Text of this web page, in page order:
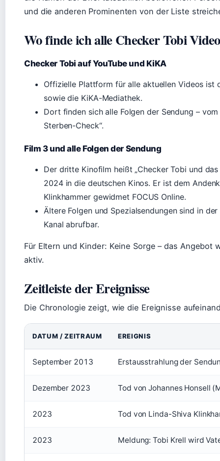
und die anderen Prominenten von der Liste
Wo finde ich alle Checker Tobi
Checker Tobi auf YouTube und KiKA
Offizielle Plattform für alle aktuellen Videos ist
sowie die KiKA-Mediathek.
Dort finden sich alle Folgen der Sendung –
Sterben-Check“.
Film 3 und alle Folgen der Sendung
Der dritte Kinofilm heißt „Checker Tobi und das
2024 in die deutschen Kinos. Er ist dem
Klinkhammer gewidmet FOCUS Online.
Ältere Folgen und Spezialsendungen sind in
Kanal abrufbar.
Für Eltern und Kinder: Keine Sorge – das
aktiv.
Zeitleiste der Ereignisse
Die Chronologie zeigt, wie die Ereignisse
DATUM / ZEITRAUM EREIGNIS
September 2013 Erstausstrahlung der
Dezember 2023 Tod von Johannes Honsell
2023 Tod von Linda-Shiva
2023 Meldung: Tobi Krell wird